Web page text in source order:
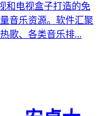
和电视盒子打造的免
音乐资源。软件汇聚
歌、各类音乐排...